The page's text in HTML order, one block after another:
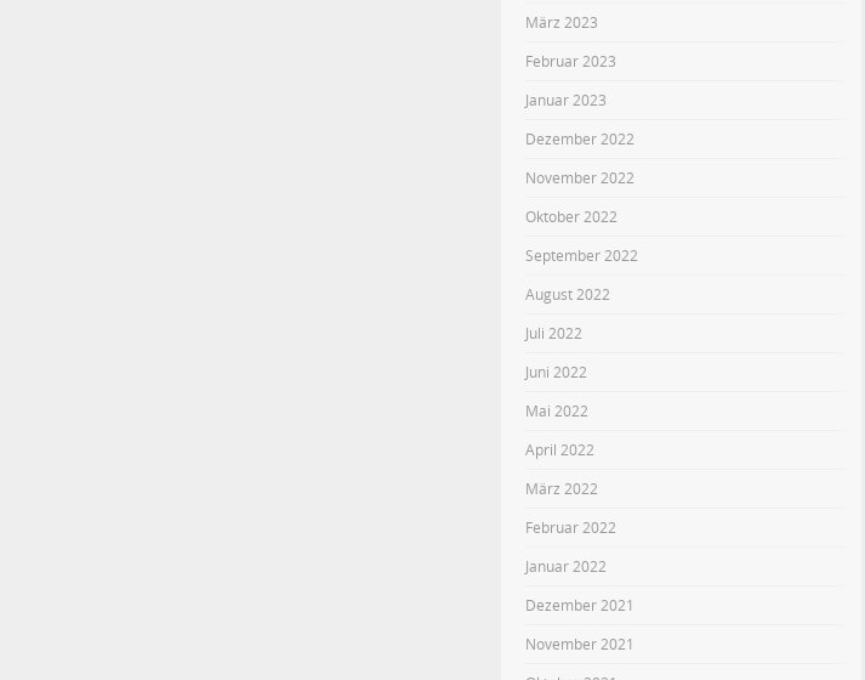
März 2023
Februar 2023
Januar 2023
Dezember 2022
November 2022
Oktober 2022
September 2022
August 2022
Juli 2022
Juni 2022
Mai 2022
April 2022
März 2022
Februar 2022
Januar 2022
Dezember 2021
November 2021